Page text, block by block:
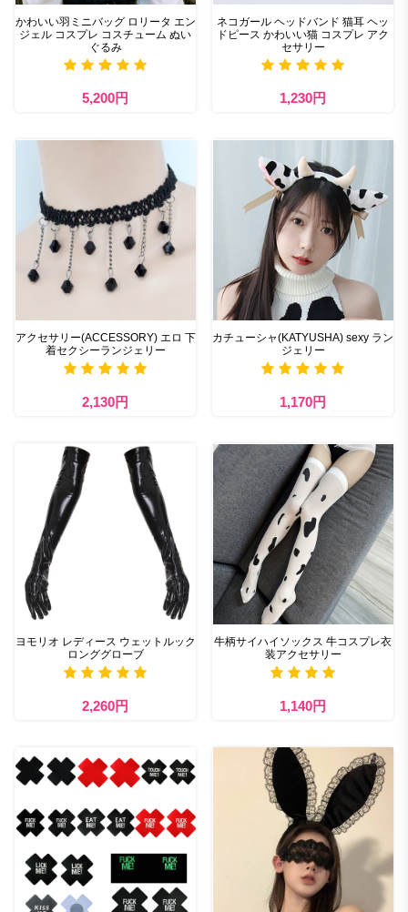
かわいい羽ミニバッグ ロリータ エン
ジェル コスプレ コスチューム ぬい
ぐるみ
5,200円
ネコガール ヘッドバンド 猫耳 ヘッ
ドピース かわいい猫 コスプレ アク
セサリー
1,230円
アクセサリー(ACCESSORY) エロ 下
着セクシーランジェリー
2,130円
カチューシャ(KATYUSHA) sexy ラン
ジェリー
1,170円
ヨモリオ レディース ウェットルック
ロンググローブ
2,260円
牛柄サイハイソックス 牛コスプレ衣
装アクセサリー
1,140円